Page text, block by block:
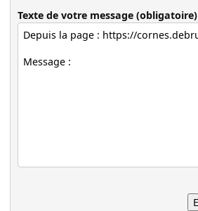
Texte de votre message (obligatoire)